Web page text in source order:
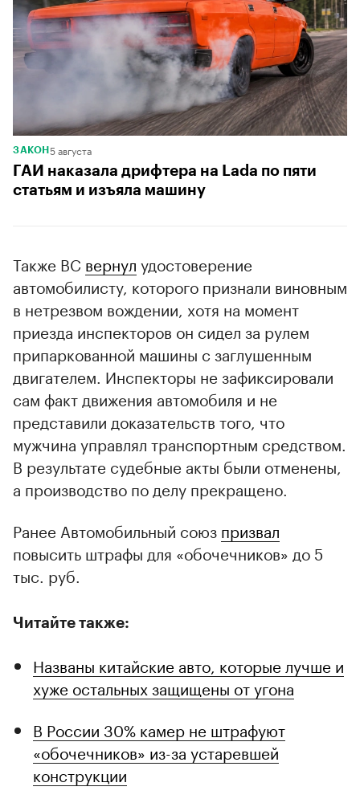
ЗАКОН 5 августа
ГАИ наказала дрифтера на Lada по пяти
статьям и изъяла машину
Также ВС вернул удостоверение
автомобилисту, которого признали виновным
в нетрезвом вождении, хотя на момент
приезда инспекторов он сидел за рулем
припаркованной машины с заглушенным
двигателем. Инспекторы не зафиксировали
сам факт движения автомобиля и не
представили доказательств того, что
мужчина управлял транспортным средством.
В результате судебные акты были отменены,
а производство по делу прекращено.
Ранее Автомобильный союз призвал
повысить штрафы для «обочечников» до 5
тыс. руб.
Читайте также:
Названы китайские авто, которые лучше и
хуже остальных защищены от угона
В России 30% камер не штрафуют
«обочечников» из-за устаревшей
конструкции